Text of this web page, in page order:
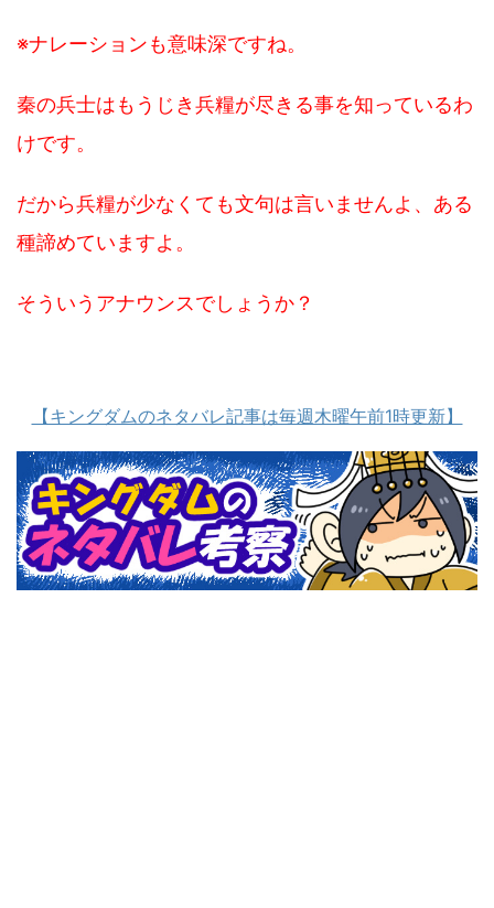
※ナレーションも意味深ですね。
秦の兵士はもうじき兵糧が尽きる事を知っているわ
けです。
だから兵糧が少なくても文句は言いませんよ、ある
種諦めていますよ。
そういうアナウンスでしょうか？
【キングダムのネタバレ記事は毎週木曜午前1時更新】